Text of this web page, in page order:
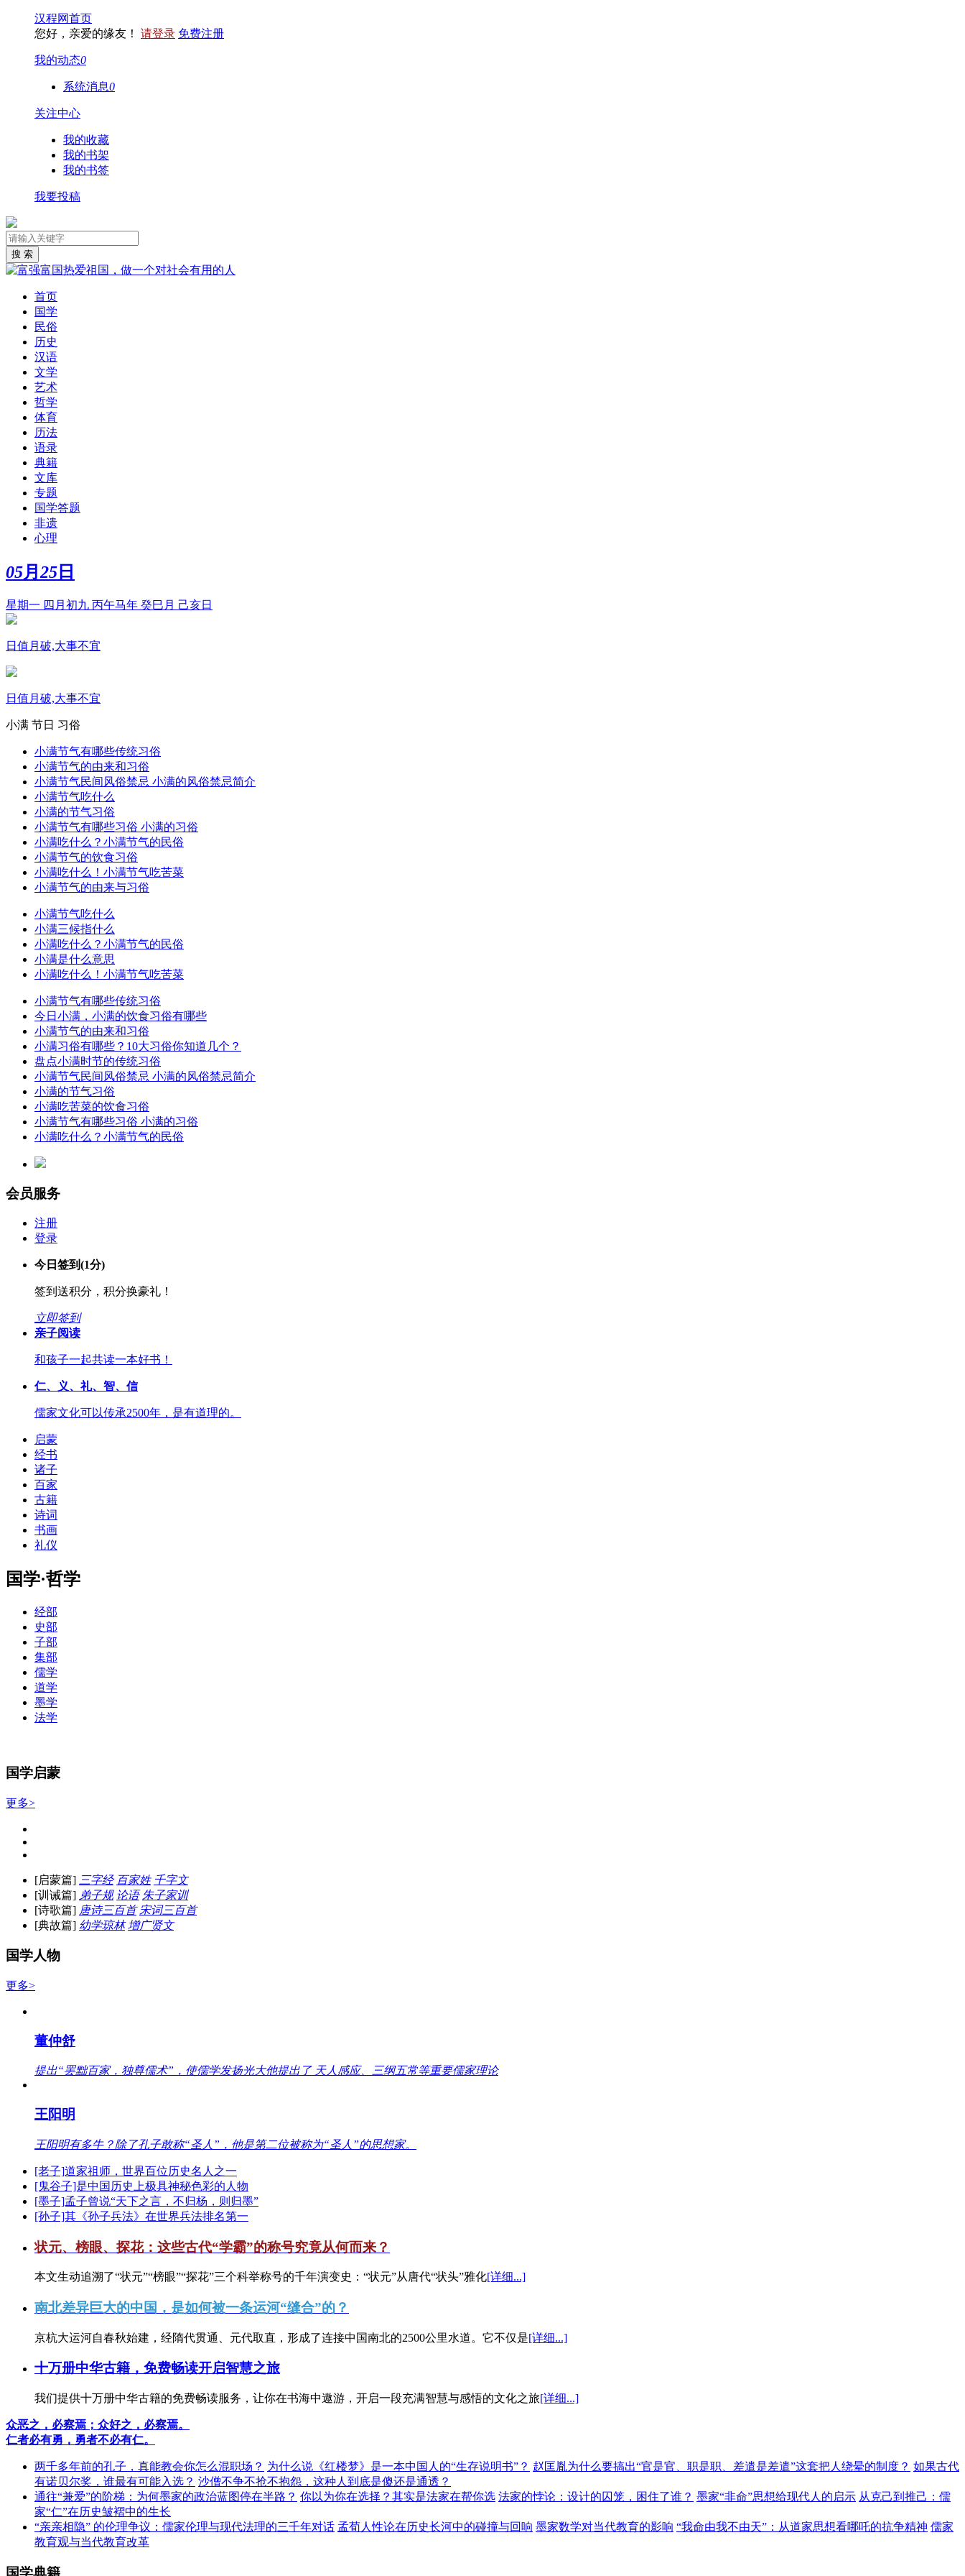
汉程网首页
您好，亲爱的缘友！ 请登录 免费注册
我的动态0
系统消息0
关注中心
我的收藏
我的书架
我的书签
我要投稿
首页
国学
民俗
历史
汉语
文学
艺术
哲学
体育
历法
语录
典籍
文库
专题
国学答题
非遗
心理
05月 25 日
星期一 四月初九 丙午马年 癸巳月 己亥日
日值月破,大事不宜
日值月破,大事不宜
小满 节日 习俗
小满节气有哪些传统习俗
小满节气的由来和习俗
小满节气民间风俗禁忌 小满的风俗禁忌简介
小满节气吃什么
小满的节气习俗
小满节气有哪些习俗 小满的习俗
小满吃什么？小满节气的民俗
小满节气的饮食习俗
小满吃什么！小满节气吃苦菜
小满节气的由来与习俗
小满节气吃什么
小满三候指什么
小满吃什么？小满节气的民俗
小满是什么意思
小满吃什么！小满节气吃苦菜
小满节气有哪些传统习俗
今日小满，小满的饮食习俗有哪些
小满节气的由来和习俗
小满习俗有哪些？10大习俗你知道几个？
盘点小满时节的传统习俗
小满节气民间风俗禁忌 小满的风俗禁忌简介
小满的节气习俗
小满吃苦菜的饮食习俗
小满节气有哪些习俗 小满的习俗
小满吃什么？小满节气的民俗
会员服务
注册
登录
今日签到(1分)
签到送积分，积分换豪礼！
立即签到
亲子阅读
和孩子一起共读一本好书！
仁、义、礼、智、信
儒家文化可以传承2500年，是有道理的。
启蒙
经书
诸子
百家
古籍
诗词
书画
礼仪
国学·哲学
经部
史部
子部
集部
儒学
道学
墨学
法学
国学启蒙
更多>
[启蒙篇] 三字经 百家姓 千字文
[训诫篇] 弟子规 论语 朱子家训
[诗歌篇] 唐诗三百首 宋词三百首
[典故篇] 幼学琼林 增广贤文
国学人物
更多>
董仲舒
提出“罢黜百家，独尊儒术”，使儒学发扬光大他提出了 天人感应、三纲五常等重要儒家理论
王阳明
王阳明有多牛？除了孔子敢称“圣人”，他是第二位被称为“圣人”的思想家。
[老子]道家祖师，世界百位历史名人之一
[鬼谷子]是中国历史上极具神秘色彩的人物
[墨子]孟子曾说“天下之言，不归杨，则归墨”
[孙子]其《孙子兵法》在世界兵法排名第一
状元、榜眼、探花：这些古代“学霸”的称号究竟从何而来？
本文生动追溯了“状元”“榜眼”“探花”三个科举称号的千年演变史：“状元”从唐代“状头”雅化[详细...]
南北差异巨大的中国，是如何被一条运河“缝合”的？
京杭大运河自春秋始建，经隋代贯通、元代取直，形成了连接中国南北的2500公里水道。它不仅是[详细...]
十万册中华古籍，免费畅读开启智慧之旅
我们提供十万册中华古籍的免费畅读服务，让你在书海中遨游，开启一段充满智慧与感悟的文化之旅[详细...]
众恶之，必察焉；众好之，必察焉。
仁者必有勇，勇者不必有仁。
两千多年前的孔子，真能教会你怎么混职场？ 为什么说《红楼梦》是一本中国人的“生存说明书”？ 赵匡胤为什么要搞出“官是官、职是职、差遣是差遣”这套把人绕晕的制度？ 如果古代
有诺贝尔奖，谁最有可能入选？ 沙僧不争不抢不抱怨，这种人到底是傻还是通透？
通往“兼爱”的阶梯：为何墨家的政治蓝图停在半路？ 你以为你在选择？其实是法家在帮你选 法家的悖论：设计的囚笼，困住了谁？ 墨家“非命”思想给现代人的启示 从克己到推己：儒
家“仁”在历史皱褶中的生长
“亲亲相隐” 的伦理争议：儒家伦理与现代法理的三千年对话 孟荀人性论在历史长河中的碰撞与回响 墨家数学对当代教育的影响 “我命由我不由天”：从道家思想看哪吒的抗争精神 儒家
教育观与当代教育改革
国学典籍